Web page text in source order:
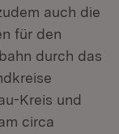
auch die
für den
durch das
Kreis und
circa